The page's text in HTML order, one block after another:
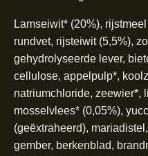
Lamseiwit* (20%),
rundvet, rijsteiwit (5,5%),
gehydrolyseerde lever,
cellulose, appelpulp*,
natriumchloride, zeewier*,
mosselvlees* (0,05%),
(geëxtraheerd),
gember, berkenblad,